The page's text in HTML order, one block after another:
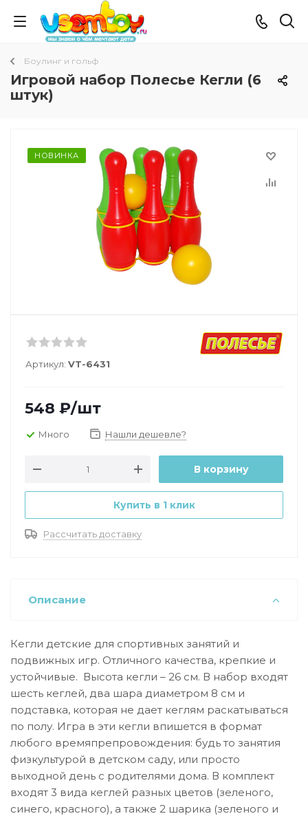
Боулинг и гольф
Игровой набор Полесье Кегли (6
штук)
НОВИНКА
Артикул: VT-6431
548 ₽/шт
Много Нашли дешевле?
В корзину
Купить в 1 клик
Рассчитать доставку
Описание
Кегли детские для спортивных занятий и
подвижных игр. Отличного качества, крепкие и
устойчивые. Высота кегли – 26 см. В набор входят
шесть кеглей, два шара диаметром 8 см и
подставка, которая не дает кеглям раскатываться
по полу. Игра в эти кегли впишется в формат
любого времяпрепровождения: будь то занятия
физкультурой в детском саду, или просто
выходной день с родителями дома. В комплект
входят 3 вида кеглей разных цветов (зеленого,
синего, красного), а также 2 шарика (зеленого и